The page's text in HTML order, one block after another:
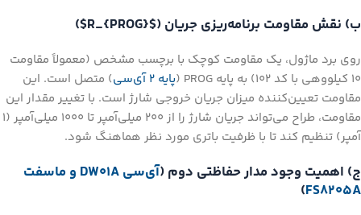
ب) نقش مقاومت برنامه‌ریزی جریان ($R_{PROG}$)
روی برد ماژول، یک مقاومت کوچک با برچسب مشخص (معمولاً مقاومت
۱۰ کیلووهی با کد 102) به پایه PROG (
پایه ۲ آی‌سی
) متصل است. این
مقاومت تعیین‌کننده میزان جریان خروجی شارژ است. با تغییر مقدار این
مقاومت، طراح می‌تواند جریان شارژ را از ۲۰۰ میلی‌آمپر تا ۱۰۰۰ میلی‌آمپر (۱
آمپر) تنظیم کند تا با ظرفیت باتری مورد نظر هماهنگ شود.
ج) اهمیت وجود مدار حفاظتی دوم (
آی‌سی DW01A و ماسفت
FS8205A
)